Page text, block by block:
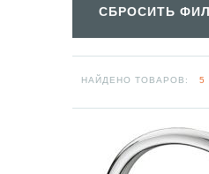
СБРОСИТЬ
НАЙДЕНО ТОВАРОВ: 5